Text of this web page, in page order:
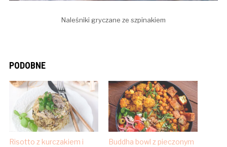
Naleśniki gryczane ze szpinakiem
PODOBNE
Risotto z kurczakiem i
Buddha bowl z pieczonym